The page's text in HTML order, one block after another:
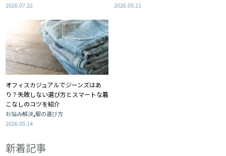
2026.07.22
2026.05.21
オフィスカジュアルでジーンズはあ
り？失敗しない選び方とスマートな着
こなしのコツを紹介
お悩み解決,服の選び方
2026.05.14
新着記事